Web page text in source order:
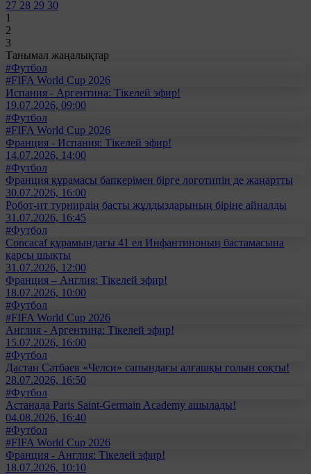
27 28 29 30
1
2
3
Танымал жаңалықтар
#Футбол
#FIFA World Cup 2026
Испания - Аргентина: Тікелей эфир!
19.07.2026, 09:00
#Футбол
#FIFA World Cup 2026
Франция - Испания: Тікелей эфир!
14.07.2026, 14:00
#Футбол
Франция құрамасы бапкерімен бірге логотипін де жаңартты
30.07.2026, 16:00
Робот-ит турнирдің басты жұлдыздарының біріне айналды
31.07.2026, 16:45
#Футбол
Concacaf құрамындағы 41 ел Инфантиноның бастамасына
қарсы шықты
31.07.2026, 12:00
Франция – Англия: Тікелей эфир!
18.07.2026, 10:00
#Футбол
#FIFA World Cup 2026
Англия - Аргентина: Тікелей эфир!
15.07.2026, 16:00
#Футбол
Дастан Сәтбаев «Челси» сапындағы алғашқы голын соқты!
28.07.2026, 16:50
#Футбол
Астанада Paris Saint-Germain Academy ашылады!
04.08.2026, 16:40
#Футбол
#FIFA World Cup 2026
Франция - Англия: Тікелей эфир!
18.07.2026, 10:10